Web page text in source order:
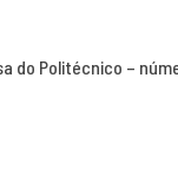
do Politécnico –